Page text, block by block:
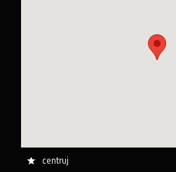
centruj